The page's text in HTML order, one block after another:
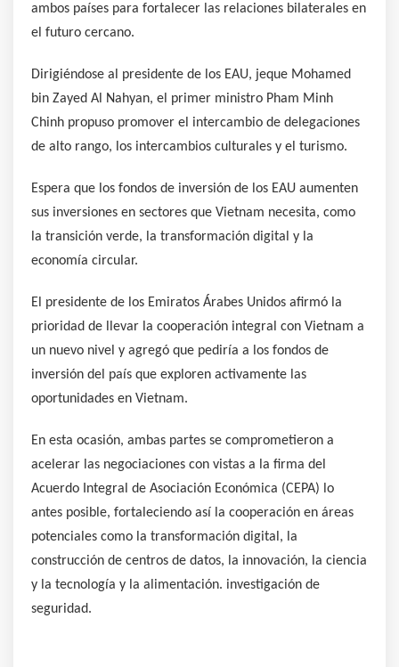
ambos países para fortalecer las relaciones bilaterales en
el futuro cercano.
Dirigiéndose al presidente de los EAU, jeque Mohamed
bin Zayed Al Nahyan, el primer ministro Pham Minh
Chinh propuso promover el intercambio de delegaciones
de alto rango, los intercambios culturales y el turismo.
Espera que los fondos de inversión de los EAU aumenten
sus inversiones en sectores que Vietnam necesita, como
la transición verde, la transformación digital y la
economía circular.
El presidente de los Emiratos Árabes Unidos afirmó la
prioridad de llevar la cooperación integral con Vietnam a
un nuevo nivel y agregó que pediría a los fondos de
inversión del país que exploren activamente las
oportunidades en Vietnam.
En esta ocasión, ambas partes se comprometieron a
acelerar las negociaciones con vistas a la firma del
Acuerdo Integral de Asociación Económica (CEPA) lo
antes posible, fortaleciendo así la cooperación en áreas
potenciales como la transformación digital, la
construcción de centros de datos, la innovación, la ciencia
y la tecnología y la alimentación. investigación de
seguridad.